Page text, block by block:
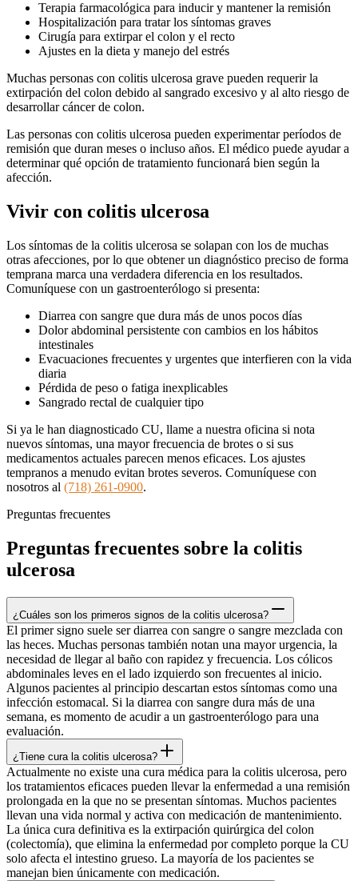
Terapia farmacológica para inducir y mantener la remisión
Hospitalización para tratar los síntomas graves
Cirugía para extirpar el colon y el recto
Ajustes en la dieta y manejo del estrés
Muchas personas con colitis ulcerosa grave pueden requerir la
extirpación del colon debido al sangrado excesivo y al alto riesgo de
desarrollar cáncer de colon.
Las personas con colitis ulcerosa pueden experimentar períodos de
remisión que duran meses o incluso años. El médico puede ayudar a
determinar qué opción de tratamiento funcionará bien según la
afección.
Vivir con colitis ulcerosa
Los síntomas de la colitis ulcerosa se solapan con los de muchas
otras afecciones, por lo que obtener un diagnóstico preciso de forma
temprana marca una verdadera diferencia en los resultados.
Comuníquese con un gastroenterólogo si presenta:
Diarrea con sangre que dura más de unos pocos días
Dolor abdominal persistente con cambios en los hábitos
intestinales
Evacuaciones frecuentes y urgentes que interfieren con la vida
diaria
Pérdida de peso o fatiga inexplicables
Sangrado rectal de cualquier tipo
Si ya le han diagnosticado CU, llame a nuestra oficina si nota
nuevos síntomas, una mayor frecuencia de brotes o si sus
medicamentos actuales parecen menos eficaces. Los ajustes
tempranos a menudo evitan brotes severos. Comuníquese con
nosotros al (718) 261-0900.
Preguntas frecuentes
Preguntas frecuentes sobre la colitis
ulcerosa
¿Cuáles son los primeros signos de la colitis ulcerosa?
El primer signo suele ser diarrea con sangre o sangre mezclada con
las heces. Muchas personas también notan una mayor urgencia, la
necesidad de llegar al baño con rapidez y frecuencia. Los cólicos
abdominales leves en el lado izquierdo son frecuentes al inicio.
Algunos pacientes al principio descartan estos síntomas como una
infección estomacal. Si la diarrea con sangre dura más de una
semana, es momento de acudir a un gastroenterólogo para una
evaluación.
¿Tiene cura la colitis ulcerosa?
Actualmente no existe una cura médica para la colitis ulcerosa, pero
los tratamientos eficaces pueden llevar la enfermedad a una remisión
prolongada en la que no se presentan síntomas. Muchos pacientes
llevan una vida normal y activa con medicación de mantenimiento.
La única cura definitiva es la extirpación quirúrgica del colon
(colectomía), que elimina la enfermedad por completo porque la CU
solo afecta el intestino grueso. La mayoría de los pacientes se
manejan bien únicamente con medicación.